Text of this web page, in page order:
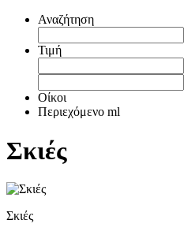
Αναζήτηση
Τιμή
Οίκοι
Περιεχόμενο ml
Σκιές
Σκιές